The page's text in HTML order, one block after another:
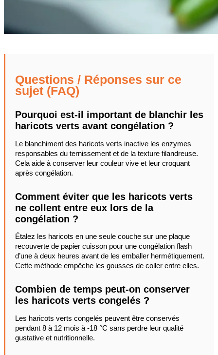
Questions / Réponses sur ce
sujet (FAQ)
Pourquoi est-il important de blanchir les
haricots verts avant congélation ?
Le blanchiment des haricots verts inactive les enzymes
responsables du ternissement et de la texture filandreuse.
Cela aide à conserver leur couleur vive et leur croquant
après congélation.
Comment éviter que les haricots verts
ne collent entre eux lors de la
congélation ?
Étalez les haricots en une seule couche sur une plaque
recouverte de papier cuisson pour une congélation flash
d’une à deux heures avant de les emballer hermétiquement.
Cette méthode empêche les gousses de coller entre elles.
Combien de temps peut-on conserver
les haricots verts congelés ?
Les haricots verts congelés peuvent être conservés
pendant 8 à 12 mois à -18 °C sans perdre leur qualité
gustative et nutritionnelle.